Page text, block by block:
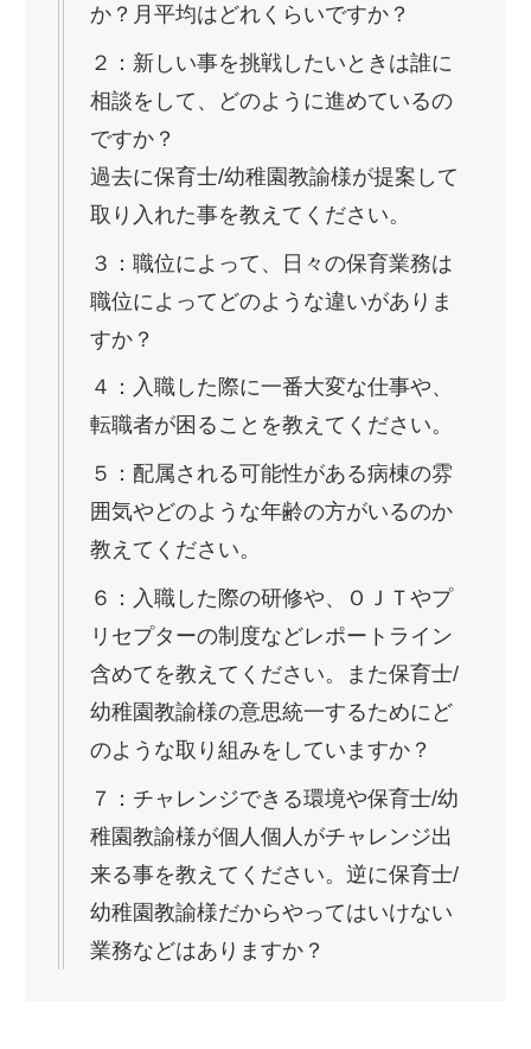
か？月平均はどれくらいですか？
２：新しい事を挑戦したいときは誰に
相談をして、どのように進めているの
ですか？
過去に保育士/幼稚園教諭様が提案して
取り入れた事を教えてください。
３：職位によって、日々の保育業務は
職位によってどのような違いがありま
すか？
４：入職した際に一番大変な仕事や、
転職者が困ることを教えてください。
５：配属される可能性がある病棟の雰
囲気やどのような年齢の方がいるのか
教えてください。
６：入職した際の研修や、ＯＪＴやプ
リセプターの制度などレポートライン
含めてを教えてください。また保育士/
幼稚園教諭様の意思統一するためにど
のような取り組みをしていますか？
７：チャレンジできる環境や保育士/幼
稚園教諭様が個人個人がチャレンジ出
来る事を教えてください。逆に保育士/
幼稚園教諭様だからやってはいけない
業務などはありますか？